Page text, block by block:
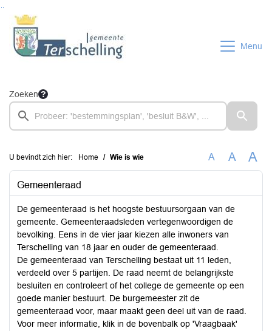
Ga naar de inhoud van deze pagina
Ga naar het zoeken
Ga naar het menu
Menu
Zoeken
U bevindt zich hier: Home Wie is wie A A A
Gemeenteraad
De gemeenteraad is het hoogste bestuursorgaan van de
gemeente. Gemeenteraadsleden vertegenwoordigen de
bevolking. Eens in de vier jaar kiezen alle inwoners van
Terschelling van 18 jaar en ouder de gemeenteraad.
De gemeenteraad van Terschelling bestaat uit 11 leden,
verdeeld over 5 partijen. De raad neemt de belangrijkste
besluiten en controleert of het college de gemeente op een
goede manier bestuurt. De burgemeester zit de
gemeenteraad voor, maar maakt geen deel uit van de raad.
Voor meer informatie, klik in de bovenbalk op 'Vraagbaak'